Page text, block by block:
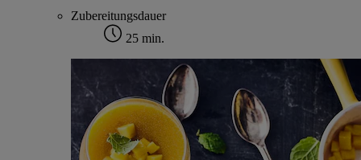
Zubereitungsdauer
25 min.